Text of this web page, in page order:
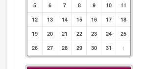
5 6 7 8 9 10
11
12
13 14 15 16 17
18
19
20 21 22 23 24
25
26
27 28 29 30 31 1